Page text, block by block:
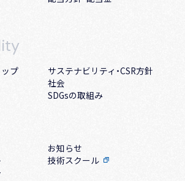
プ
サステナビリティ・CSR方針
社会
SDGsの取組み
お知らせ
技術スクール